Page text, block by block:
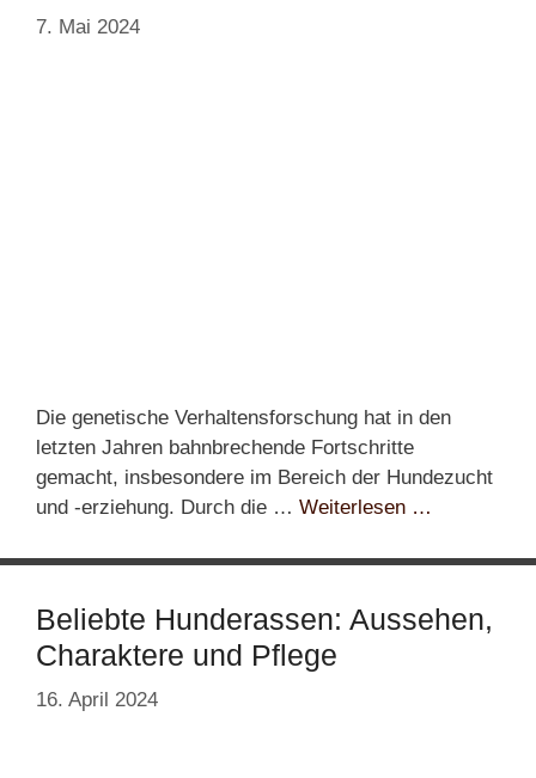
7. Mai 2024
Die genetische Verhaltensforschung hat in den
letzten Jahren bahnbrechende Fortschritte
gemacht, insbesondere im Bereich der Hundezucht
und -erziehung. Durch die … Weiterlesen …
Beliebte Hunderassen: Aussehen,
Charaktere und Pflege
16. April 2024